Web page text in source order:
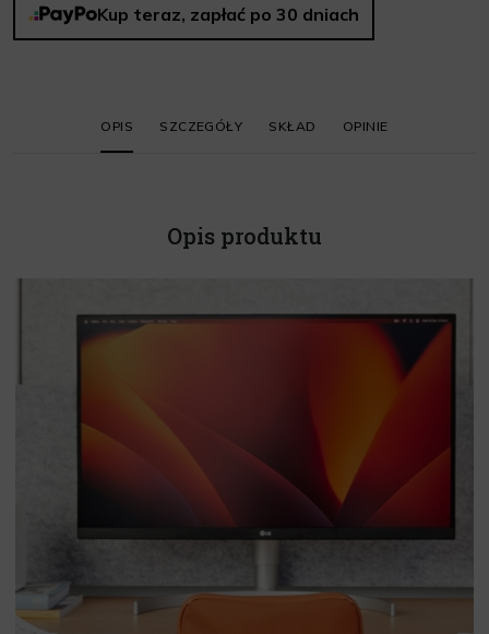
Kup teraz, zapłać po 30 dniach
OPIS SZCZEGÓŁY SKŁAD OPINIE
Opis produktu